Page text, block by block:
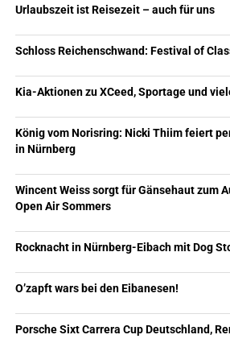
Urlaubszeit ist Reisezeit – auch für uns
Schloss Reichenschwand: Festival of
Kia-Aktionen zu XCeed, Sportage und
König vom Norisring: Nicki Thiim feiert
in Nürnberg
Wincent Weiss sorgt für Gänsehaut zum
Open Air Sommers
Rocknacht in Nürnberg-Eibach mit Dog
O’zapft wars bei den Eibanesen!
Porsche Sixt Carrera Cup Deutschland,